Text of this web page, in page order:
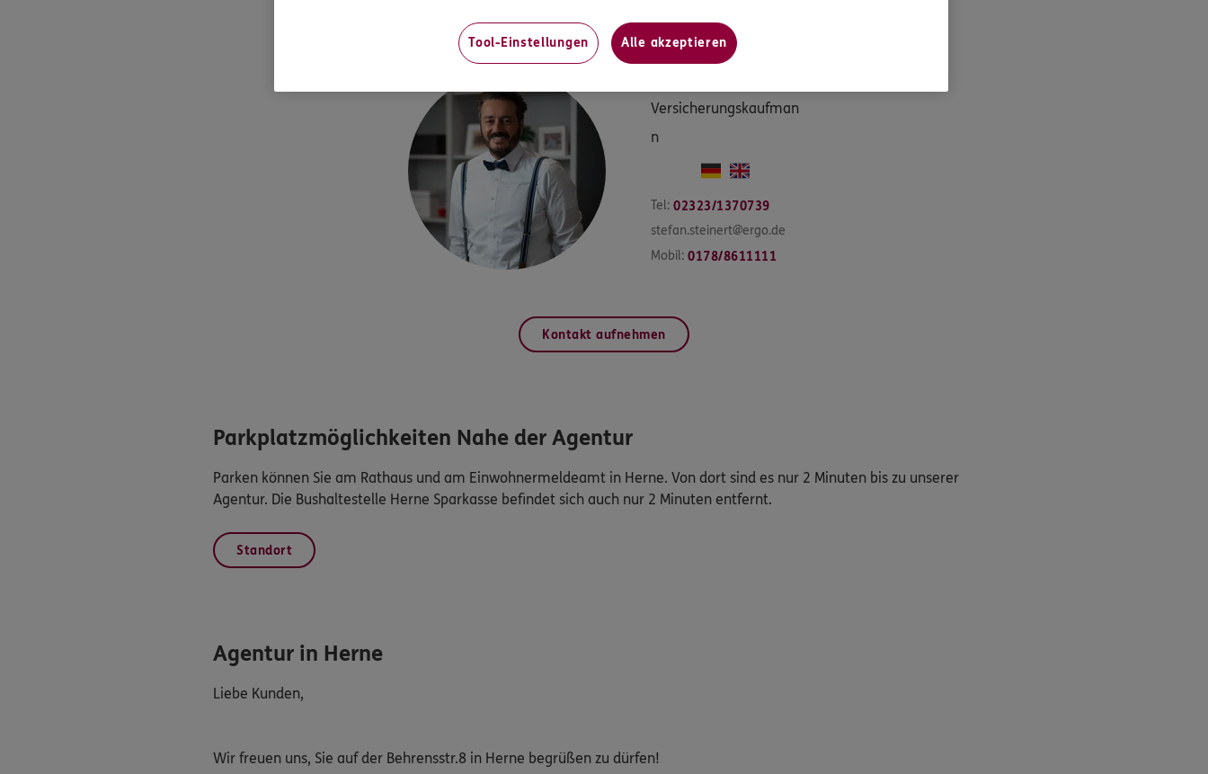
ERGO Versicherung Herne - Stefan Steinert
Versicherungskaufman
n
Tel: 02323/1370739
stefan.steinert@ergo.de
Mobil: 0178/8611111
Kontakt aufnehmen
Parkplatzmöglichkeiten Nahe der Agentur
Parken können Sie am Rathaus und am Einwohnermeldeamt in Herne. Von dort sind es nur 2 Minuten bis zu unserer
Agentur. Die Bushaltestelle Herne Sparkasse befindet sich auch nur 2 Minuten entfernt.
Standort
Agentur in Herne
Liebe Kunden,
Wir freuen uns, Sie auf der Behrensstr.8 in Herne begrüßen zu dürfen!
Tool-Einstellungen Alle akzeptieren